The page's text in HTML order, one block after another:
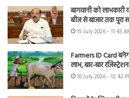
बागवानी को
बीज से बाजार तक पूरा
15 July 2026 - 11:43
Farmers ID Card
लाभ, बार-बार
10 July 2026 - 12:42